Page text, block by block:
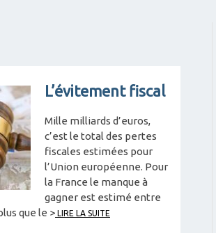
L’évitement fiscal
Mille milliards d’euros,
c’est le total des pertes
fiscales estimées pour
l’Union européenne. Pour
la France le manque à
gagner est estimé entre
que le > LIRE LA SUITE